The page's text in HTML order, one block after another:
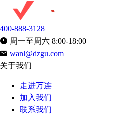
400-888-3128
周一至周六 8:00-18:00
wanl@dzgu.com
关于我们
走进万连
加入我们
联系我们